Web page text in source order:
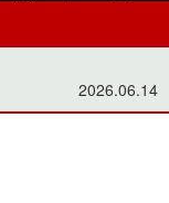
2026.06.14